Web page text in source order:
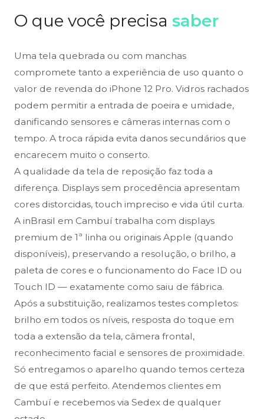
O que você precisa saber
Uma tela quebrada ou com manchas
compromete tanto a experiência de uso quanto o
valor de revenda do iPhone 12 Pro. Vidros rachados
podem permitir a entrada de poeira e umidade,
danificando sensores e câmeras internas com o
tempo. A troca rápida evita danos secundários que
encarecem muito o conserto.
A qualidade da tela de reposição faz toda a
diferença. Displays sem procedência apresentam
cores distorcidas, touch impreciso e vida útil curta.
A inBrasil em Cambuí trabalha com displays
premium de 1ª linha ou originais Apple (quando
disponíveis), preservando a resolução, o brilho, a
paleta de cores e o funcionamento do Face ID ou
Touch ID — exatamente como saiu de fábrica.
Após a substituição, realizamos testes completos:
brilho em todos os níveis, resposta do toque em
toda a extensão da tela, câmera frontal,
reconhecimento facial e sensores de proximidade.
Só entregamos o aparelho quando temos certeza
de que está perfeito. Atendemos clientes em
Cambuí e recebemos via Sedex de qualquer